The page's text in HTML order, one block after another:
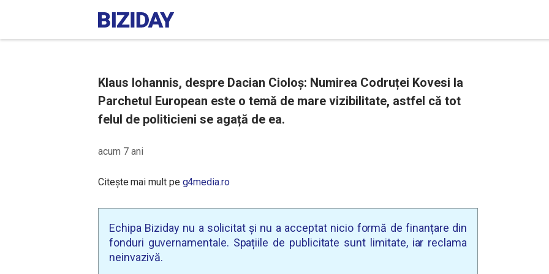
Klaus Iohannis, despre Dacian Cioloș: Numirea Codruței Kovesi la
Parchetul European este o temă de mare vizibilitate, astfel că tot
felul de politicieni se agață de ea.
acum 7 ani
Citește mai mult pe g4media.ro
Echipa Biziday nu a solicitat și nu a acceptat nicio formă de finanțare din
fonduri guvernamentale. Spațiile de publicitate sunt limitate, iar reclama
neinvazivă.